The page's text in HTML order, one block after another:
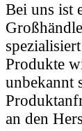
Bei uns ist
Produkte
unbekannt
an den